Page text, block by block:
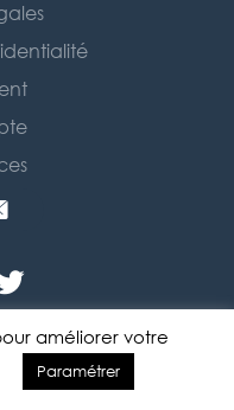
Digital Immobilier
améliorer votre
Paramétrer